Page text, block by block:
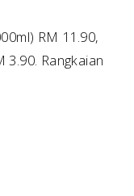
RM 11.90,
3.90. Rangkaian